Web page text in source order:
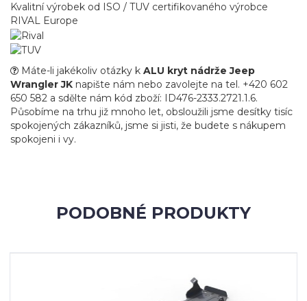
Kvalitní výrobek od ISO / TUV certifikovaného výrobce
RIVAL Europe
Máte-li jakékoliv otázky k ALU kryt nádrže Jeep
Wrangler JK napište nám nebo zavolejte na tel. +420 602
650 582 a sdělte nám kód zboží: ID476-2333.2721.1.6.
Působíme na trhu již mnoho let, obsloužili jsme desítky tisíc
spokojených zákazníků, jsme si jisti, že budete s nákupem
spokojeni i vy.
PODOBNÉ PRODUKTY